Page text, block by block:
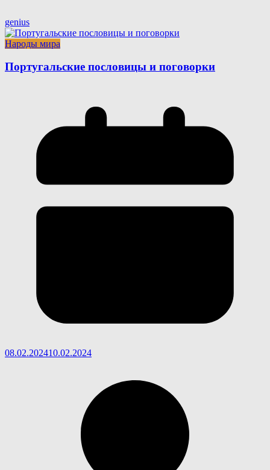
genius
Народы мира
Португальские пословицы и поговорки
08.02.202410.02.2024